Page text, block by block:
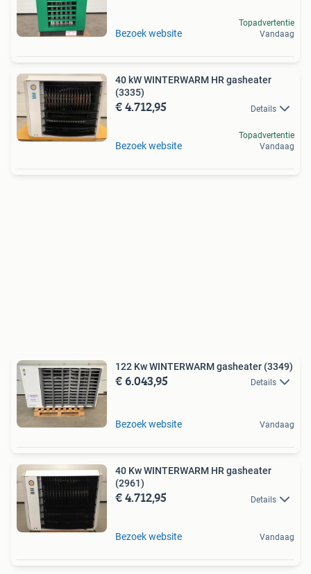
Bezoek website
Topadvertentie
Vandaag
40 kW WINTERWARM HR gasheater
(3335)
€ 4.712,95 Details
Bezoek website
Topadvertentie
Vandaag
122 Kw WINTERWARM gasheater (3349)
€ 6.043,95 Details
Bezoek website Vandaag
40 Kw WINTERWARM HR gasheater
(2961)
€ 4.712,95 Details
Bezoek website Vandaag